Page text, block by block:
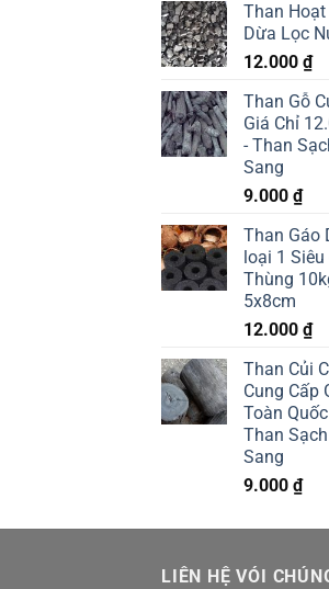
Than
Dừa Lọc
12.000 ₫
Than Gỗ
Giá Chỉ
- Than
Sang
9.000 ₫
Than Gáo
loại 1
Thùng
5x8cm
12.000 ₫
Than Củi
Cung Cấp
Toàn
Than
Sang
9.000 ₫
LIÊN HỆ VÓI